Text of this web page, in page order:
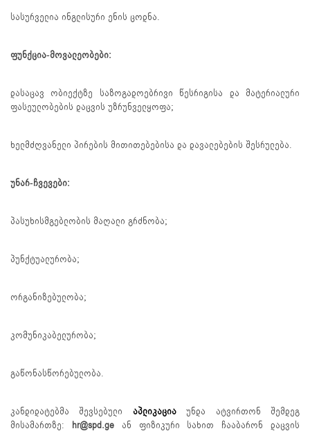
სასურველია ინგლისური ენის ცოდნა.
ფუნქცია-მოვალეობები:
დასაცავ ობიექტზე საზოგადოებრივი წესრიგისა და მატერიალური
ფასეულობების დაცვის უზრუნველყოფა;
ხელმძღვანელი პირების მითითებებისა და დავალებების შესრულება.
უნარ-ჩვევები:
პასუხისმგებლობის მაღალი გრძნობა;
პუნქტუალურობა;
ორგანიზებულობა;
კომუნიკაბელურობა;
გაწონასწორებულობა.
კანდიდატებმა შევსებული აპლიკაცია
უნდა ატვირთონ შემდეგ
მისამართზე: hr@spd.geან ფიზიკური სახით ჩააბარონ დაცვის